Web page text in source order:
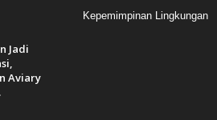
Jadi
Aviary
Kepemimpinan Lingkungan